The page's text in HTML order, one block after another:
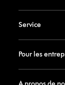
Service
Pour les